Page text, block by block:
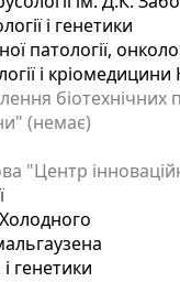
і генетики
патології,
і
біотехнічних
(немає)
"Центр
і генетики